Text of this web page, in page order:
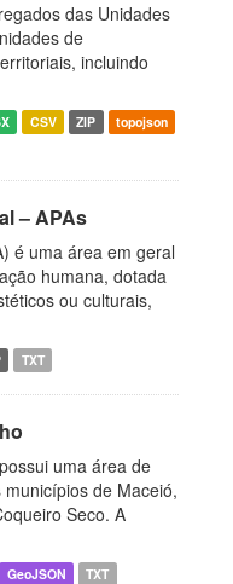
das Unidades
de
incluindo
CSV ZIP
topojson
– APAs
é uma área em geral
humana, dotada
ou culturais,
TXT
uma área de
de Maceió,
Seco. A
GeoJSON TXT